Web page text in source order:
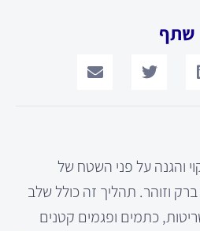
שתף
והגנה על פני השטח של
וזוהר. תהליך זה כולל שלב
כתמים ופגמים קטנים